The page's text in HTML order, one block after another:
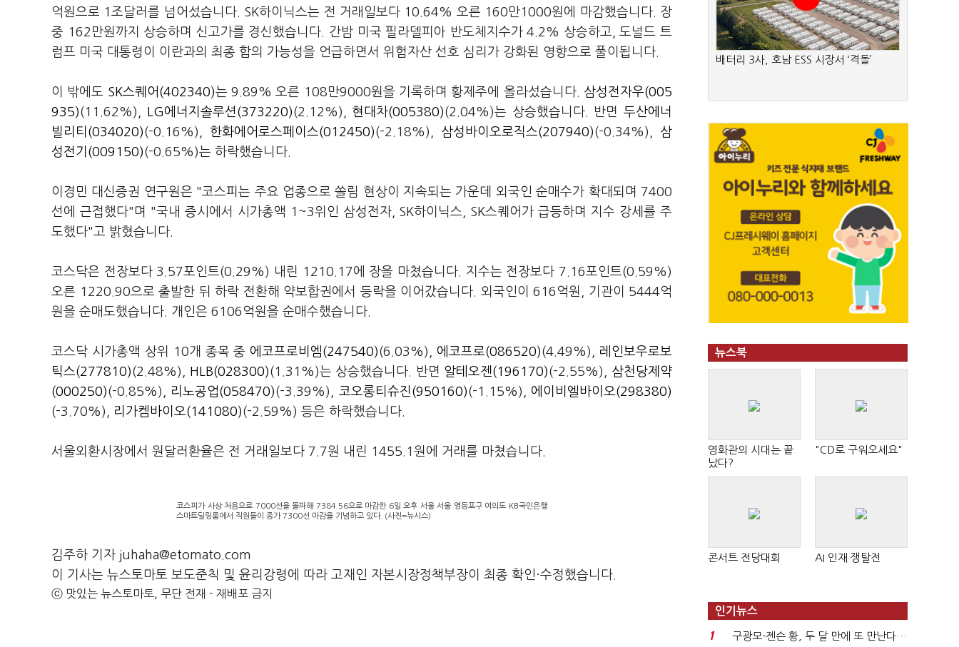
억원으로 1조달러를 넘어섰습니다. SK하이닉스는 전 거래일보다 10.64% 오른 160만1000원에 마감했습니다. 장
중 162만원까지 상승하며 신고가를 경신했습니다. 간밤 미국 필라델피아 반도체지수가 4.2% 상승하고, 도널드 트
럼프 미국 대통령이 이란과의 최종 합의 가능성을 언급하면서 위험자산 선호 심리가 강화된 영향으로 풀이됩니다.
이 밖에도 SK스퀘어(402340)는 9.89% 오른 108만9000원을 기록하며 황제주에 올라섰습니다. 삼성전자우(005
935)(11.62%), LG에너지솔루션(373220)(2.12%), 현대차(005380)(2.04%)는 상승했습니다. 반면두산에너
빌리티(034020)(-0.16%), 한화에어로스페이스(012450)(-2.18%), 삼성바이오로직스(207940)(-0.34%), 삼
성전기(009150)(-0.65%)는 하락했습니다.
이경민 대신증권 연구원은 "코스피는 주요 업종으로 쏠림 현상이 지속되는 가운데 외국인 순매수가 확대되며 7400
선에 근접했다"며 "국내 증시에서 시가총액 1~3위인 삼성전자, SK하이닉스, SK스퀘어가 급등하며 지수 강세를 주
도했다"고 밝혔습니다.
코스닥은 전장보다 3.57포인트(0.29%) 내린 1210.17에 장을 마쳤습니다. 지수는 전장보다 7.16포인트(0.59%)
오른 1220.90으로 출발한 뒤 하락 전환해 약보합권에서 등락을 이어갔습니다. 외국인이 616억원, 기관이 5444억
원을 순매도했습니다. 개인은 6106억원을 순매수했습니다.
코스닥 시가총액 상위 10개 종목 중 에코프로비엠(247540)(6.03%), 에코프로(086520)(4.49%), 레인보우로보
틱스(277810)(2.48%), HLB(028300)(1.31%)는 상승했습니다. 반면 알테오젠(196170)(-2.55%), 삼천당제약
(000250)(-0.85%), 리노공업(058470)(-3.39%), 코오롱티슈진(950160)(-1.15%), 에이비엘바이오(298380)
(-3.70%),
리가켐바이오(141080)(-2.59%) 등은 하락했습니다.
서울외환시장에서 원달러환율은 전 거래일보다 7.7원 내린 1455.1원에 거래를 마쳤습니다.
코스피가 사상 처음으로 7000선을 돌파해 7384.56으로 마감한 6일 오후 서울 서울 영등포구 여의도 KB국민은행
스마트딜링룸에서 직원들이 종가 7300선 마감을 기념하고 있다. (사진=뉴시스)
김주하 기자 juhaha@etomato.com
이 기사는 뉴스토마토 보도준칙 및 윤리강령에 따라 고재인 자본시장정책부장이 최종 확인·수정했습니다.
ⓒ 맛있는 뉴스토마토, 무단 전재 - 재배포 금지
배터리 3사, 호남 ESS 시장서 ‘격돌’
뉴스북
영화관의 시대는 끝
났다?
"CD로 구워오세요"
콘서트 전당대회 AI 인재 쟁탈전
인기뉴스
1
구광모-젠슨 황, 두 달 만에 또 만난다…